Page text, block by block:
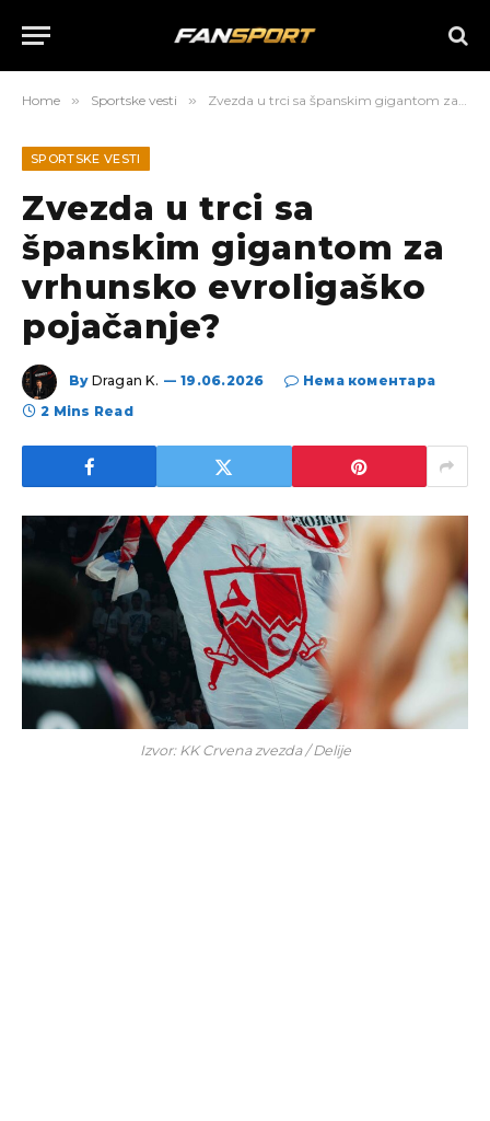
Home » Sportske vesti » Zvezda u trci sa španskim gigantom za vrhunsko evroligaško pojačanje?
SPORTSKE VESTI
Zvezda u trci sa
španskim gigantom za
vrhunsko evroligaško
pojačanje?
By Dragan K. 19.06.2026
Нема коментара
2 Mins Read
Izvor: KK Crvena zvezda / Delije